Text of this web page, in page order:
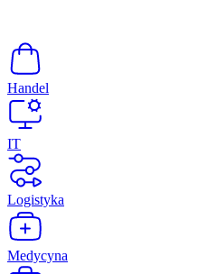
Handel
IT
Logistyka
Medycyna